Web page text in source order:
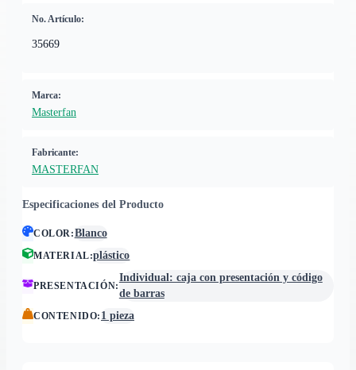
No. Artículo:
35669
Marca:
Masterfan
Fabricante:
MASTERFAN
Especificaciones del Producto
COLOR:Blanco
MATERIAL:plástico
PRESENTACIÓN:
Individual: caja con presentación y código
de barras
CONTENIDO: 1 pieza